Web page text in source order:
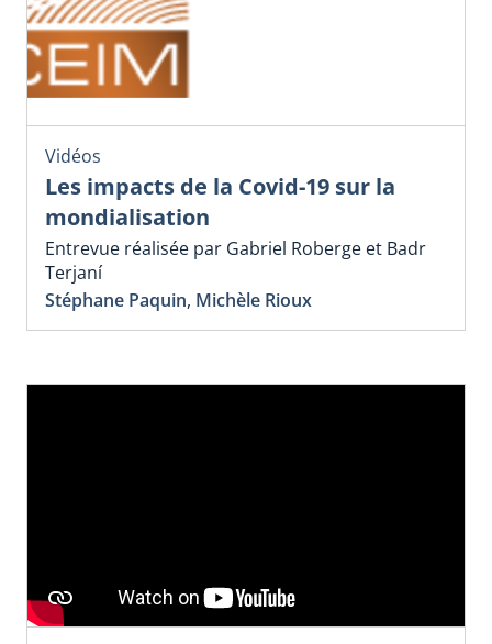
Vidéos
Les impacts de la Covid-19 sur la
mondialisation
Entrevue réalisée par Gabriel Roberge et Badr
Terjaní
Stéphane Paquin, Michèle Rioux